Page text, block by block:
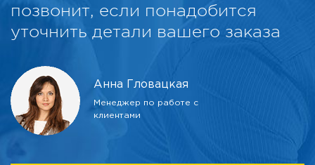
позвонит, если понадобится
уточнить детали вашего заказа
Анна Гловацкая
Менеджер по работе с
клиентами